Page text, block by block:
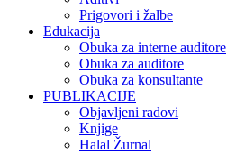
Prigovori i žalbe
Edukacija
Obuka za interne auditore
Obuka za auditore
Obuka za konsultante
PUBLIKACIJE
Objavljeni radovi
Knjige
Halal Žurnal